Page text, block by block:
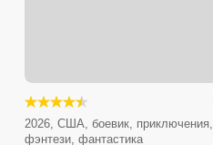
2026, США, боевик, приключения,
фэнтези, фантастика